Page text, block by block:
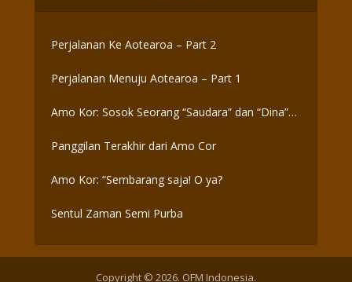
Perjalanan Ke Aotearoa – Part 2
Perjalanan Menuju Aotearoa – Part 1
Amo Kor: Sosok Seorang “Saudara” dan “Dina”
Panggilan Terakhir dari Amo Cor
Amo Kor: “Sembarang saja! O ya?
Sentul Zaman Semi Purba
Copyright © 2026. OFM Indonesia.